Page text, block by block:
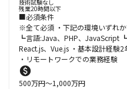
技術試験なし
残業20時間以下
■必須条件
※全て必須 ・下記の環境いずれ
┗言語:Java、PHP、JavaScript
React.js、Vue.js ・基本設計経験
・リモートワークでの業務経験
500万円〜1,000万円